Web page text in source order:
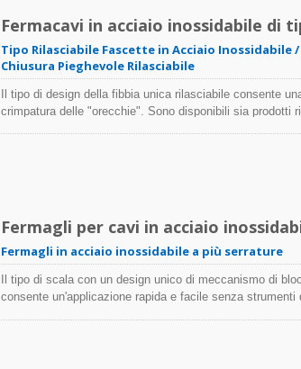
Fermacavi in acciaio inossidabile di
Tipo Rilasciabile Fascette in Acciaio Inossidabile
Chiusura Pieghevole Rilasciabile
Il tipo di design della fibbia unica rilasciabile consente
crimpatura delle "orecchie". Sono disponibili sia prodotti
Fermagli per cavi in acciaio
Fermagli in acciaio inossidabile a più serrature
Il tipo di scala con un design unico di meccanismo di
consente un'applicazione rapida e facile senza